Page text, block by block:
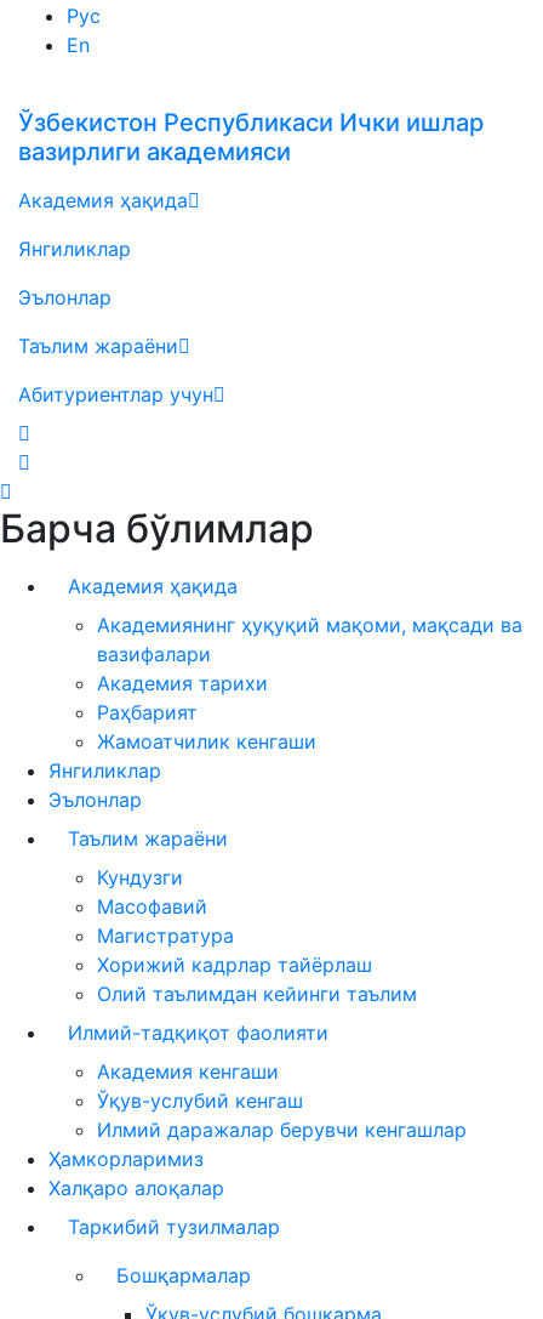
Рус
En
Ўзбекистон Республикаси Ички ишлар
вазирлиги академияси
Академия ҳақида
Янгиликлар
Эълонлар
Таълим жараёни
Абитуриентлар учун
Барча бўлимлар
Академия ҳақида
Академиянинг ҳуқуқий мақоми, мақсади ва
вазифалари
Академия тарихи
Раҳбарият
Жамоатчилик кенгаши
Янгиликлар
Эълонлар
Таълим жараёни
Кундузги
Масофавий
Магистратура
Хорижий кадрлар тайёрлаш
Олий таълимдан кейинги таълим
Илмий-тадқиқот фаолияти
Академия кенгаши
Ўқув-услубий кенгаш
Илмий даражалар берувчи кенгашлар
Ҳамкорларимиз
Халқаро алоқалар
Таркибий тузилмалар
Бошқармалар
Ўқув-услубий бошқарма